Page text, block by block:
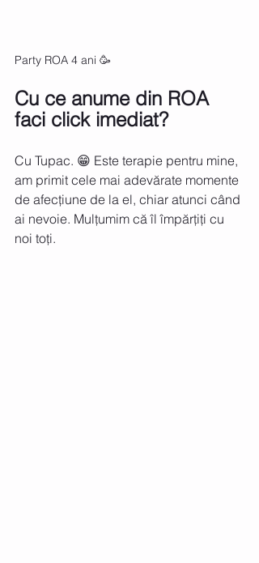
Party ROA 4 ani 🥳
Cu ce anume din ROA
faci click imediat?
Cu Tupac. 😁 Este terapie pentru mine,
am primit cele mai adevărate momente
de afecțiune de la el, chiar atunci când
ai nevoie. Mulțumim că îl împărțiți cu
noi toți.